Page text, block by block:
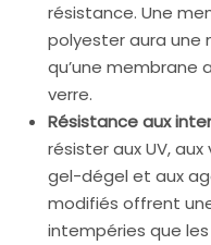
résistance. Une
polyester aura une
qu’une membrane
verre.
Résistance aux
résister aux UV,
gel-dégel et aux
modifiés offrent
intempéries que